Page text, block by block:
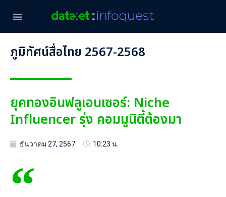
ภูมิทัศน์สื่อไทย 2567-2568
ยุคทองอินฟลูเอนเซอร์: Niche
Influencer รุ่ง คอมมูนิตี้ต้องมา
ธันวาคม 27, 2567 10:23 น.